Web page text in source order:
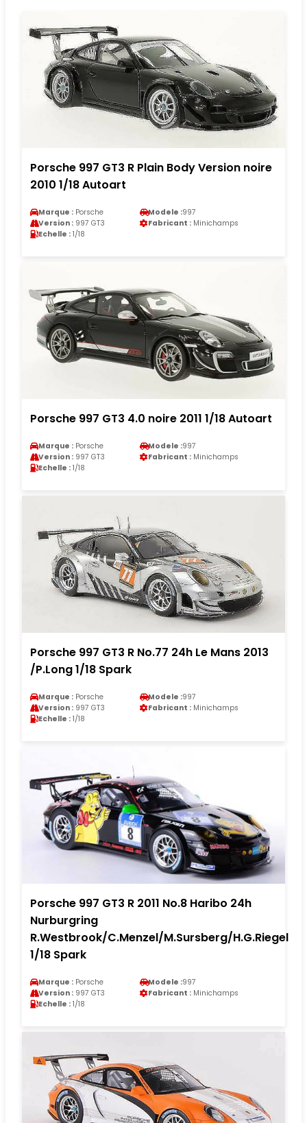
Porsche 997 GT3 R Plain Body Version noire
2010 1/18 Autoart
Marque : Porsche Modele :997
Version : 997 GT3 Fabricant : Minichamps
Echelle : 1/18
Porsche 997 GT3 4.0 noire 2011 1/18 Autoart
Marque : Porsche Modele :997
Version : 997 GT3 Fabricant : Minichamps
Echelle : 1/18
Porsche 997 GT3 R No.77 24h Le Mans 2013
/P.Long 1/18 Spark
Marque : Porsche Modele :997
Version : 997 GT3 Fabricant : Minichamps
Echelle : 1/18
Porsche 997 GT3 R 2011 No.8 Haribo 24h
Nurburgring
R.Westbrook/C.Menzel/M.Sursberg/H.G.Riegel
1/18 Spark
Marque : Porsche Modele :997
Version : 997 GT3 Fabricant : Minichamps
Echelle : 1/18